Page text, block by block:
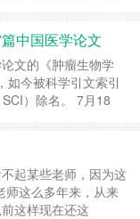
策上的扶持，发挥我
赶和超越。 近日，
则题……继续阅读 »
中国医学论文
文的《肿瘤生物学
如今被科学引文索引
）除名。 7月18
：《肿瘤生物学》
起某些老师，因为这
师这么多年来，从来
这样现在还这